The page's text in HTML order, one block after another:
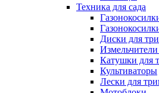
Техника для сада
Диски для
Измельчители
Катушки для
Культиваторы
Лески для